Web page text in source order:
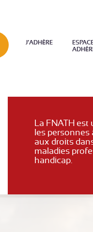
J’ADHÈRE
La FNATH
les
aux droits
maladies
handicap.